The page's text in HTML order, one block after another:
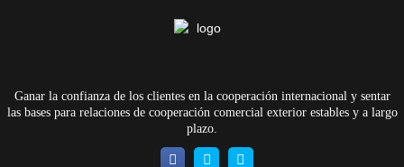
Ganar la confianza de los clientes en la cooperación internacional y sentar
las bases para relaciones de cooperación comercial exterior estables y a largo
plazo.